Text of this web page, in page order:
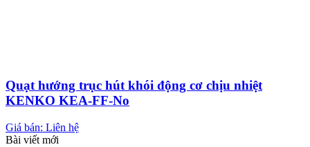
Quạt hướng trục hút khói động cơ chịu nhiệt
KENKO KEA-FF-No
Giá bán: Liên hệ
Bài viết mới